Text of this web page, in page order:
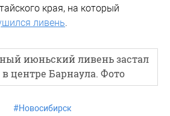
края, на который
ливень
июньский ливень застал
центре Барнаула. Фото
#Новосибирск